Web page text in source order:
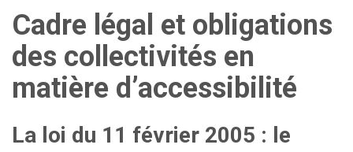
Cadre légal et obligations
des collectivités en
matière d’accessibilité
La loi du 11 février 2005 : le